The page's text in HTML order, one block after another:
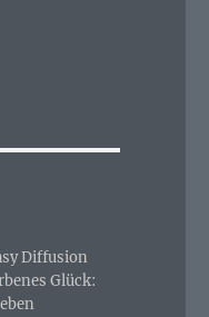
Diffusion
Glück: